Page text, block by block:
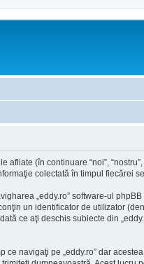
(în continuare “noi”,
colectată în timpul
„eddy.ro” software-ul
un identificator de utilizator
ce aţi deschis subiecte din
navigaţi pe „eddy.ro” dar